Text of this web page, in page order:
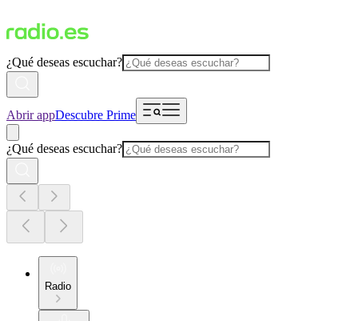
¿Qué deseas escuchar?
Abrir appDescubre Prime
¿Qué deseas escuchar?
Radio